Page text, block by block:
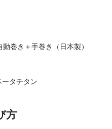
巻き＋手巻き（日本製）
タチタン
方